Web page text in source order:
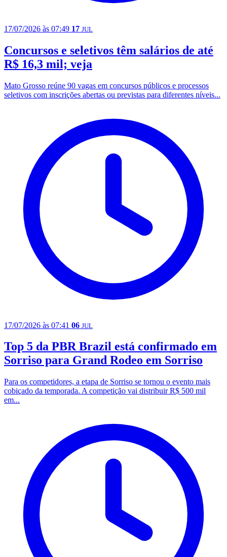
17/07/2026 às 07:49 17 JUL
Concursos e seletivos têm salários de até
R$ 16,3 mil; veja
Mato Grosso reúne 90 vagas em concursos públicos e processos
seletivos com inscrições abertas ou previstas para diferentes níveis...
17/07/2026 às 07:41 06 JUL
Top 5 da PBR Brazil está confirmado em
Sorriso para Grand Rodeo em Sorriso
Para os competidores, a etapa de Sorriso se tornou o evento mais
cobiçado da temporada. A competição vai distribuir R$ 500 mil
em...